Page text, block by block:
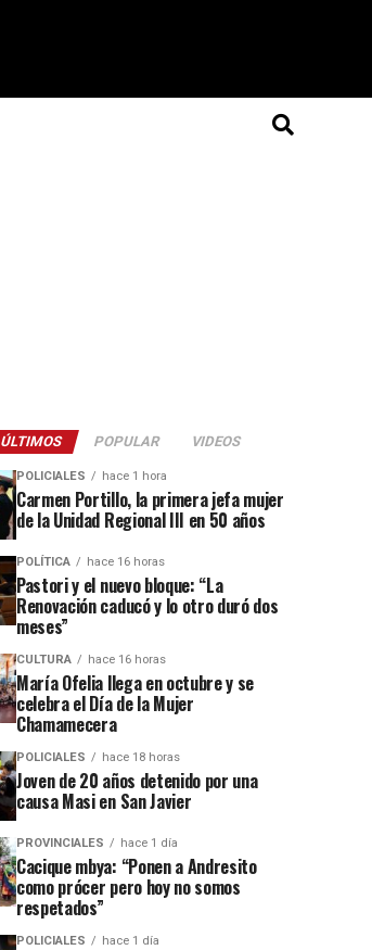
ÚLTIMOS POPULAR VIDEOS
POLICIALES hace 1 hora
Carmen Portillo, la primera jefa mujer
de la Unidad Regional III en 50 años
POLÍTICA hace 16 horas
Pastori y el nuevo bloque: “La
Renovación caducó y lo otro duró dos
meses”
CULTURA hace 16 horas
María Ofelia llega en octubre y se
celebra el Día de la Mujer
Chamamecera
POLICIALES hace 18 horas
Joven de 20 años detenido por una
causa Masi en San Javier
PROVINCIALES hace 1 día
Cacique mbya: “Ponen a Andresito
como prócer pero hoy no somos
respetados”
POLICIALES hace 1 día